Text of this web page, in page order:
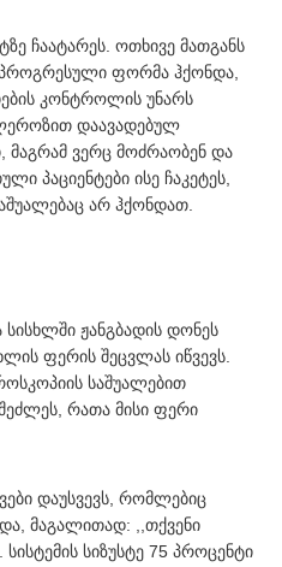
ჩაატარეს. ოთხივე მათგანს
ფორმა ჰქონდა,
კონტროლის უნარს
დაავადებულ
მაგრამ ვერც მოძრაობენ და
პაციენტები ისე ჩაკეტეს,
არ ჰქონდათ.
სისხლში ჟანგბადის დონეს
ფერის შეცვლას იწვევს.
საშუალებით
შეძლეს, რათა მისი ფერი
დაუსვევს, რომლებიც
მაგალითად: ,,თქვენი
სიზუსტე 75 პროცენტი